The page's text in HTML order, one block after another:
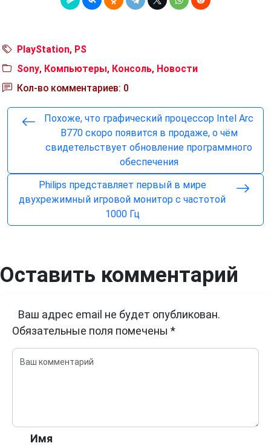
PlayStation, PS
Sony, Компьютеры, Консоль, Новости
Кол-во комментариев: 0
Похоже, что графический процессор Intel Arc
B770 скоро появится в продаже, о чём
свидетельствует обновление программного
обеспечения
Philips представляет первый в мире
двухрежимный игровой монитор с частотой
1000 Гц
Оставить комментарий
Ваш адрес email не будет опубликован.
Обязательные поля помечены *
Имя